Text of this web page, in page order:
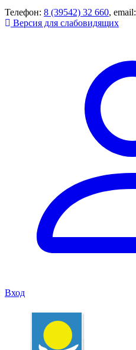
Телефон: 8 (39542) 32 660, email:
Версия для слабовидящих
Вход